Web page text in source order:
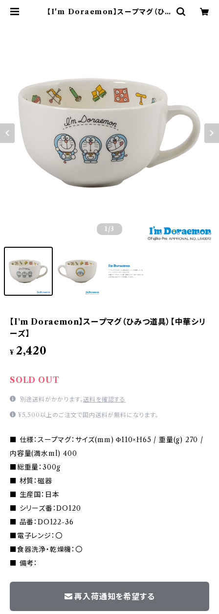
【I'm Doraemon】スープマグ（ひみ
1 /3
【I'm Doraemon】スープマグ（ひみつ道具）【中華シリ
ーズ】
¥ 2,420
SOLD OUT
別途送料がかかります。送料を確認する
¥5,500以上のご注文で国内送料が無料になります。
■ 仕様：スープマグ：サイズ(mm) Φ110×H65 / 重量(g) 270 /
内容量(満水ml) 400
■総重量：300g
■ 材質：磁器
■ 生産国：日本
■ シリーズ番：DO120
■ 品番：DO122-36
■電子レンジ：〇
■食器洗浄・乾燥機：〇
■ 備考：
再入荷通知を希望する